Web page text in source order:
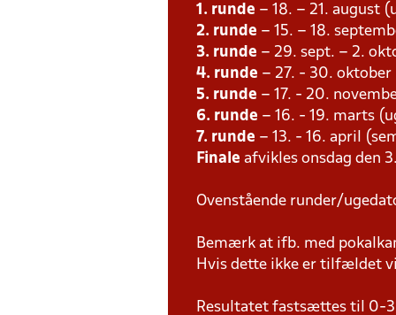
1. runde – 18. – 21. august
2. runde – 15. – 18.
3. runde – 29. sept. – 2.
4. runde – 27. - 30. oktober
5. runde – 17. - 20.
6. runde – 16. - 19. marts
7. runde – 13. - 16. april
Finale afvikles onsdag den
Ovenstående runder/
Bemærk at ifb. med
Hvis dette ikke er tilfældet
Resultatet fastsættes til 0-